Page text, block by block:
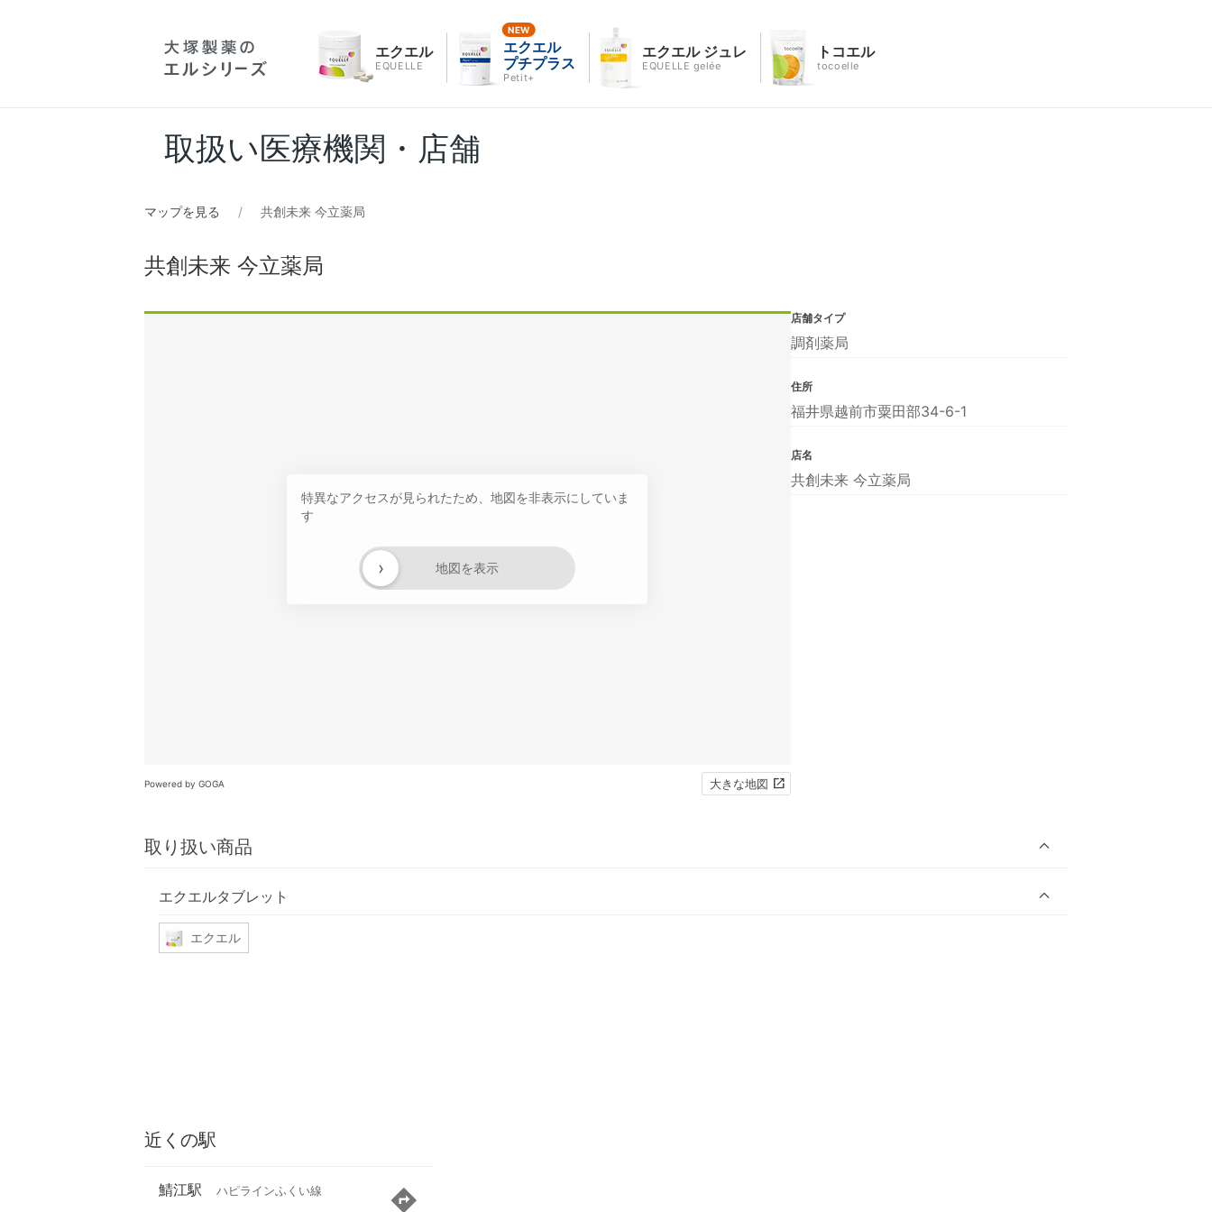
エクエル
EQUELLE
エクエル
プチプラス
Petit+
エクエル ジュレ
EQUELLE gelée
トコエル
tocoelle
取扱い医療機関・店舗
マップを見る 共創未来 今立薬局
共創未来 今立薬局
特異なアクセスが見られたため、地図を非表示にしていま
す
地図を表示
›
Powered by GOGA 大きな地図
取り扱い商品
エクエルタブレット
エクエル
店舗タイプ
調剤薬局
住所
福井県越前市粟田部34-6-1
店名
共創未来 今立薬局
近くの駅
鯖江駅 ハピラインふくい線